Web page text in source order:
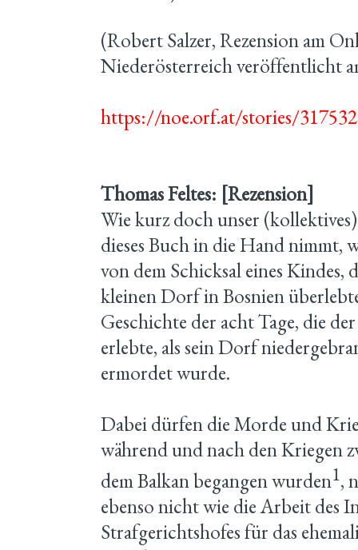
(Robert Salzer, Rezension am
Niederösterreich veröffentlicht
https://noe.orf.at/stories/
Thomas Feltes: [Rezension]
Wie kurz doch unser
dieses Buch in die Hand nimmt,
von dem Schicksal eines Kindes,
kleinen Dorf in Bosnien
Geschichte der acht Tage, die
erlebte, als sein Dorf
ermordet wurde.
Dabei dürfen die Morde und
während und nach den Kriegen
dem Balkan begangen wurden1,
ebenso nicht wie die Arbeit des
Strafgerichtshofes für das